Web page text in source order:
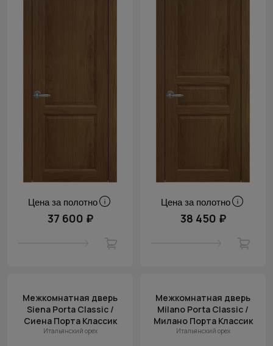
Цена за полотно
37 600 ₽
Цена за полотно
38 450 ₽
Межкомнатная дверь
Siena Porta Classic /
Сиена Порта Классик
Итальянский орех
Межкомнатная дверь
Milano Porta Classic /
Милано Порта Классик
Итальянский орех